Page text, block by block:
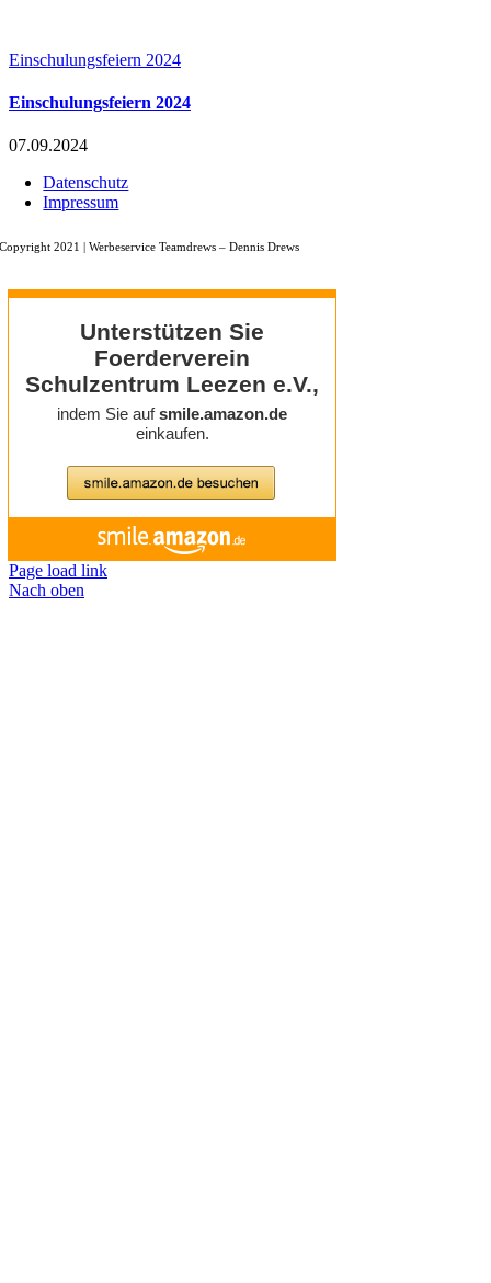
Einschulungsfeiern 2024
Einschulungsfeiern 2024
07.09.2024
Datenschutz
Impressum
Copyright 2021 |Werbeservice Teamdrews – Dennis Drews
Page load link
Nach oben